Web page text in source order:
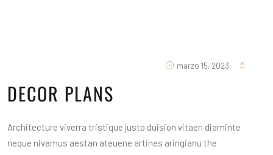
marzo 15, 2023
DECOR PLANS
Architecture viverra tristique justo duision vitaen diaminte
neque nivamus aestan ateuene artines aringianu the